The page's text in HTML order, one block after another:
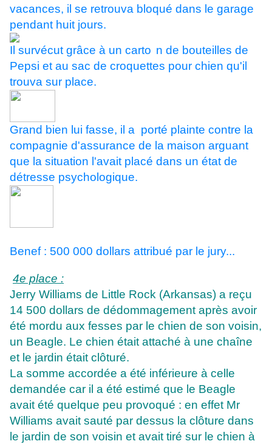
vacances, il se retrouva bloqué dans le garage
pendant huit jours.
Il survécut grâce à un carto n de bouteilles de
Pepsi et au sac de croquettes pour chien qu'il
trouva sur place.
Grand bien lui fasse, il a porté plainte contre la
compagnie d'assurance de la maison arguant
que la situation l'avait placé dans un état de
détresse psychologique.
Benef : 500 000 dollars attribué par l e jury...
4e place :
Jerry Williams de Little Rock (Arkansas) a reçu
14 500 dollars de dédommagement après avoir
été mordu aux fesses par le chien de son voisin,
un Beagle. Le chien était attaché à une chaîne
et le jardin était clôturé.
La somme accordée a été inférieure à celle
demandée car il a été estimé que le Beagle
avait été quelque peu provoqué : en effet Mr
Williams avait sauté par dessus la clôture dans
le jardin de son voisin et avait tiré sur le chien à